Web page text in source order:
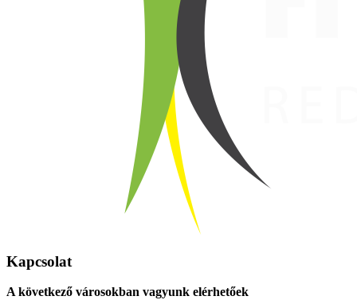
Kapcsolat
A következő városokban vagyunk elérhetőek